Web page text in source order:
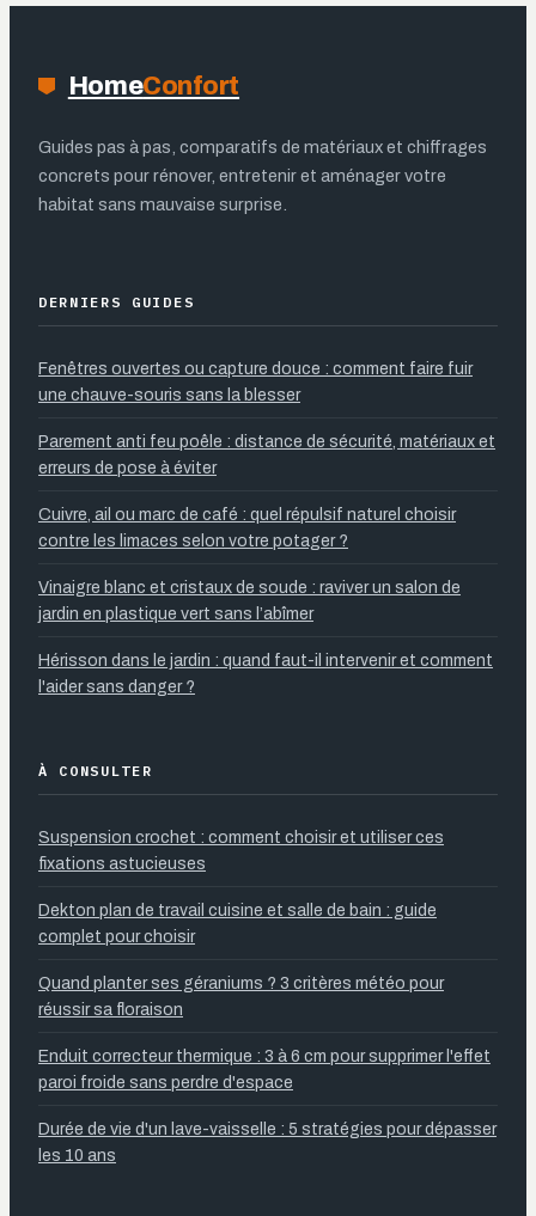
HomeConfort
Guides pas à pas, comparatifs de matériaux et chiffrages
concrets pour rénover, entretenir et aménager votre
habitat sans mauvaise surprise.
DERNIERS GUIDES
Fenêtres ouvertes ou capture douce : comment faire fuir
une chauve-souris sans la blesser
Parement anti feu poêle : distance de sécurité, matériaux et
erreurs de pose à éviter
Cuivre, ail ou marc de café : quel répulsif naturel choisir
contre les limaces selon votre potager ?
Vinaigre blanc et cristaux de soude : raviver un salon de
jardin en plastique vert sans l’abîmer
Hérisson dans le jardin : quand faut-il intervenir et comment
l'aider sans danger ?
À CONSULTER
Suspension crochet : comment choisir et utiliser ces
fixations astucieuses
Dekton plan de travail cuisine et salle de bain : guide
complet pour choisir
Quand planter ses géraniums ? 3 critères météo pour
réussir sa floraison
Enduit correcteur thermique : 3 à 6 cm pour supprimer l'effet
paroi froide sans perdre d'espace
Durée de vie d'un lave-vaisselle : 5 stratégies pour dépasser
les 10 ans